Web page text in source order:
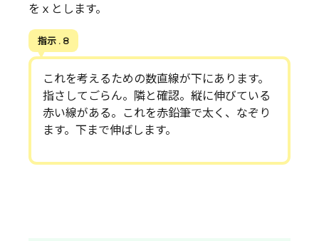
をｘとします。
指示 . 8
これを考えるための数直線が下にあります。
指さしてごらん。隣と確認。縦に伸びている
赤い線がある。これを赤鉛筆で太く、なぞり
ます。下まで伸ばします。